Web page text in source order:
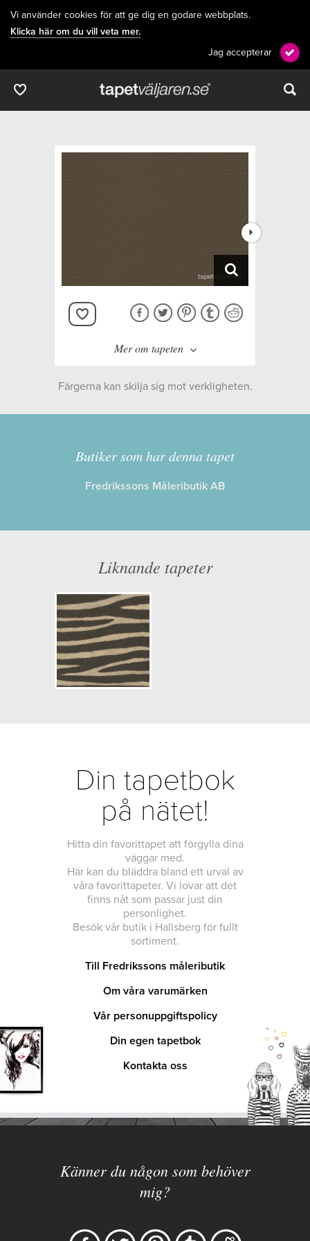
Vi använder cookies för att ge dig en godare webbplats.
Klicka här om du vill veta mer.
Jag accepterar
Mer om tapeten
Kollektion:
Serengeti
Information
Längd x Bredd: 10,05 x 0,53
Artikelnummer: 752663
NCS Bottenkulör: S7010-Y50R
Färg: Brun
Mönster: Djurimitation
Struktur: Lågstruktur
Färgerna kan skilja sig mot verkligheten.
Butiker som har denna tapet
Fredrikssons Måleributik AB
Liknande tapeter
Din tapetbok
på nätet!
Hitta din favorittapet att förgylla dina
väggar med.
Här kan du bläddra bland ett urval av
våra favorittapeter. Vi lovar att det
finns nåt som passar just din
personlighet.
Besök vår butik i Hallsberg för fullt
sortiment.
Till Fredrikssons måleributik
Om våra varumärken
Vår personuppgiftspolicy
Din egen tapetbok
Kontakta oss
Känner du någon som behöver
mig?